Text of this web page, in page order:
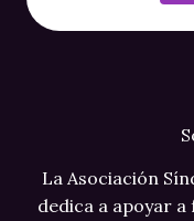
La Asociación
dedica a apoyar